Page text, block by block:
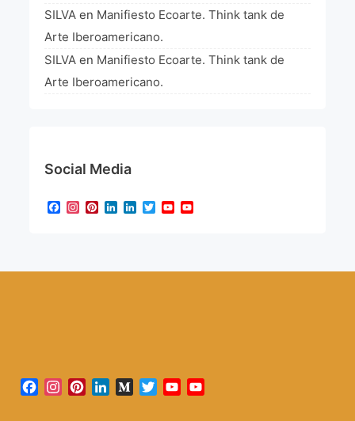
SILVA en Manifiesto Ecoarte. Think tank de
Arte Iberoamericano.
SILVA en Manifiesto Ecoarte. Think tank de
Arte Iberoamericano.
Social Media
Facebook
Instagram
Pinterest
LinkedIn
LinkedIn
TwitterYouTube
Facebook
Instagram
PinterestLinkedInMediumTwitterYouTube